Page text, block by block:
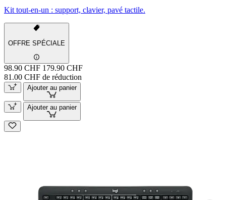
Kit tout-en-un : support, clavier, pavé tactile.
OFFRE SPÉCIALE
98.90 CHF 179.90 CHF
81.00 CHF de réduction
Ajouter au panier
Ajouter au panier